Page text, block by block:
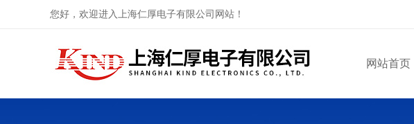
您好，欢迎进入上海仁厚电子有限公司网站！
网站首页